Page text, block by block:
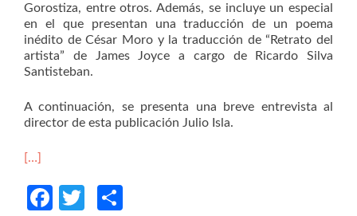
Gorostiza, entre otros. Además, se incluye un especial
en el que presentan una traducción de un poema
inédito de César Moro y la traducción de “Retrato del
artista” de James Joyce a cargo de Ricardo Silva
Santisteban.
A continuación, se presenta una breve entrevista al
director de esta publicación Julio Isla.
[…]
Facebook
Twitter